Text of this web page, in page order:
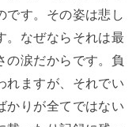
です。その姿は悲し
。なぜならそれは最
の涙だからです。負
れますが、それでい
かりが全てではない